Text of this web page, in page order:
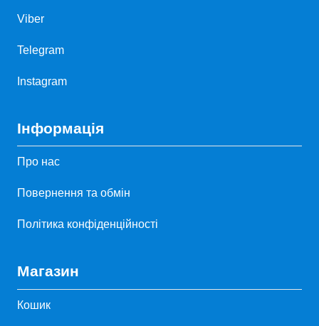
Viber
Telegram
Instagram
Інформація
Про нас
Повернення та обмін
Політика конфіденційності
Магазин
Кошик